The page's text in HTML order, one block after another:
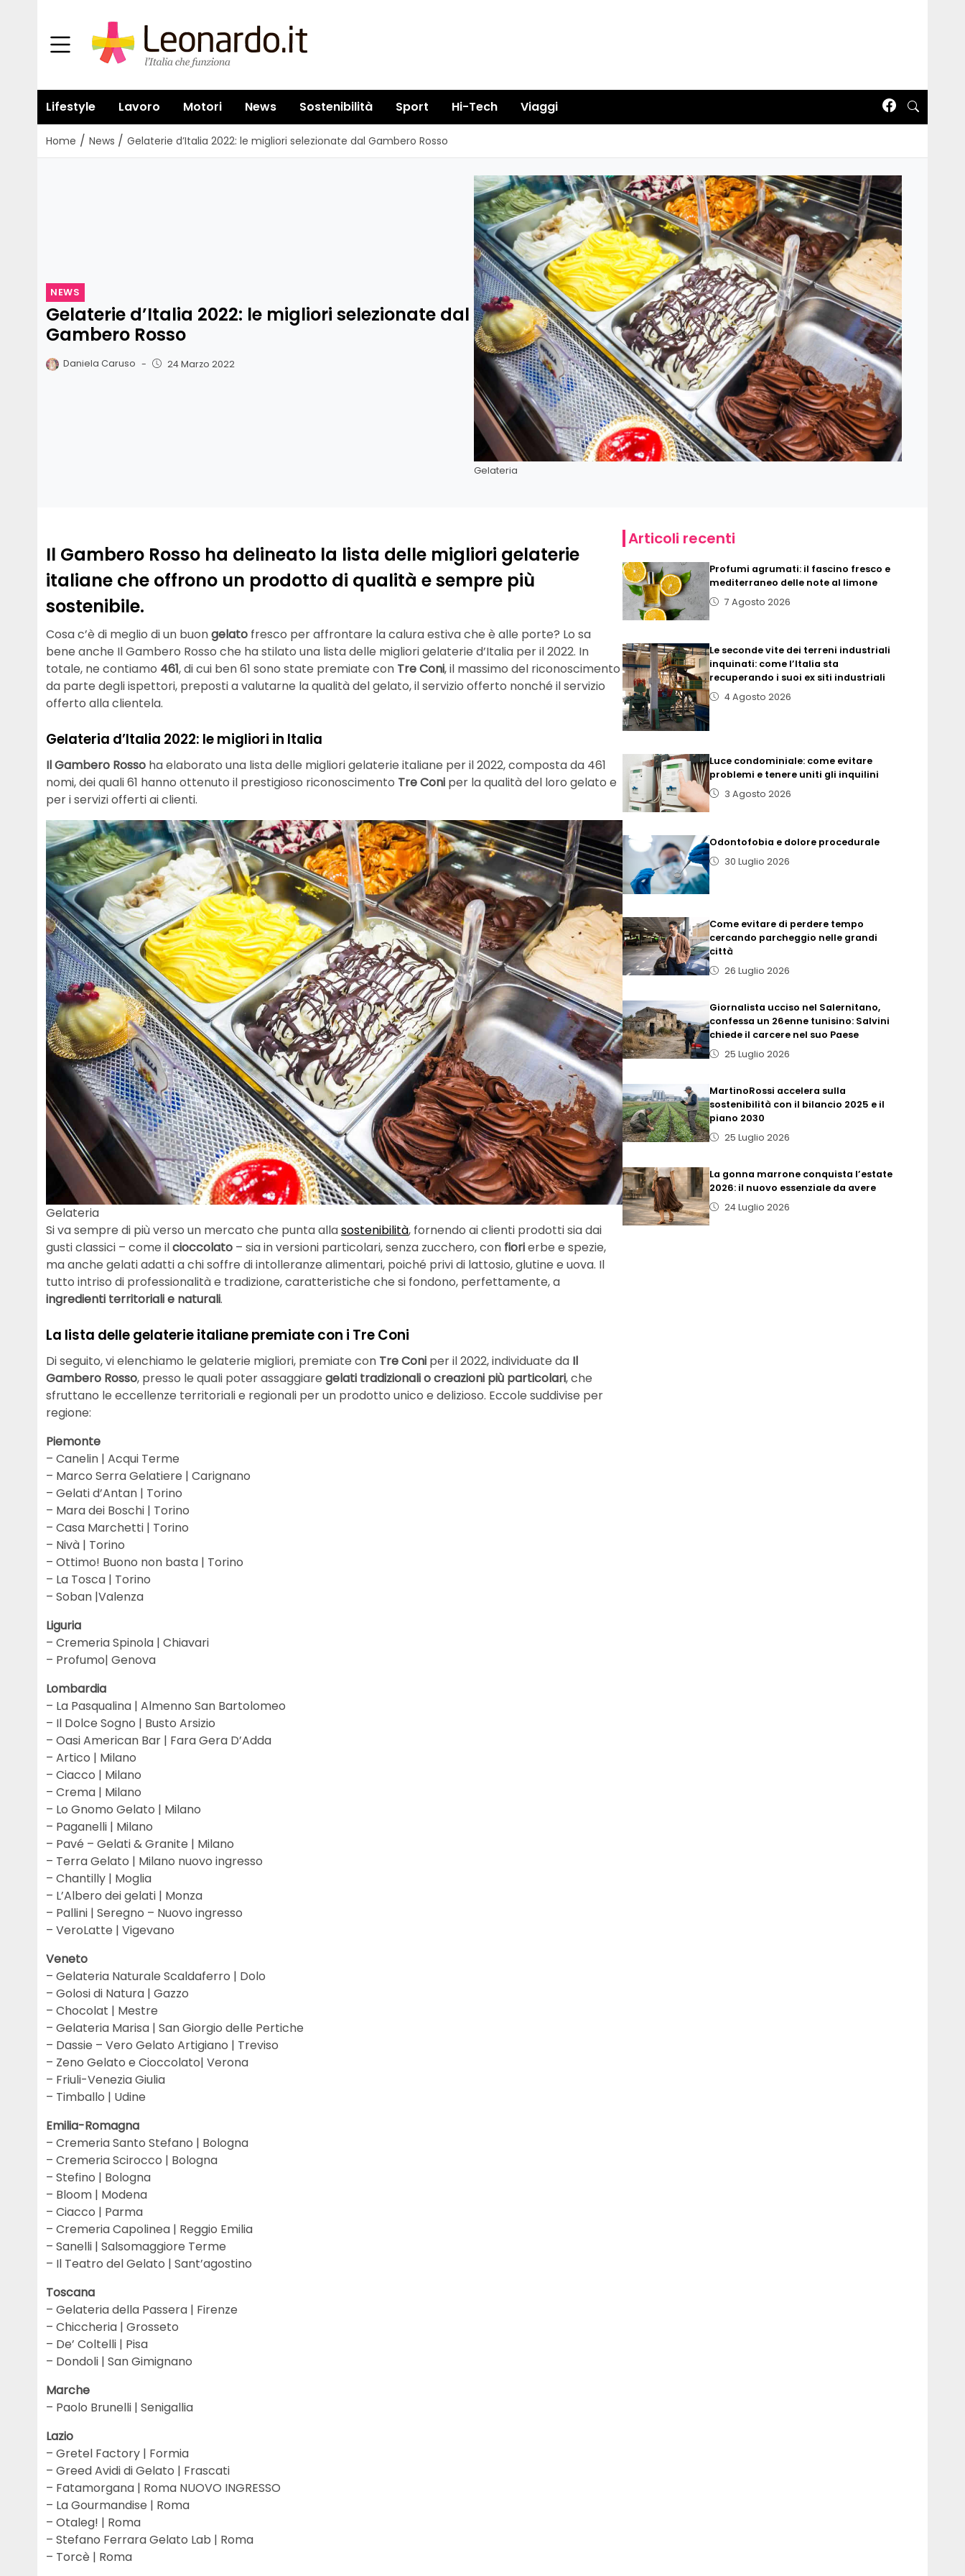
Lifestyle Lavoro Motori News Sostenibilità Sport Hi-Tech Viaggi
Home / News / Gelaterie d’Italia 2022: le migliori selezionate dal Gambero Rosso
NEWS
Gelaterie d’Italia 2022: le migliori selezionate dal
Gambero Rosso
Daniela Caruso - 24 Marzo 2022
Gelateria
Il Gambero Rosso ha delineato la lista delle migliori gelaterie
italiane che offrono un prodotto di qualità e sempre più
sostenibile.
Cosa c’è di meglio di un buongelato fresco per affrontare la calura estiva che è alle porte? Lo sa
bene anche Il Gambero Rosso che ha stilato una lista delle migliori gelaterie d’Italia per il 2022. In
totale, ne contiamo 461, di cui ben 61 sono state premiate con Tre Coni, il massimo del riconoscimento
da parte degli ispettori, preposti a valutarne la qualità del gelato, il servizio offerto nonché il servizio
offerto alla clientela.
Gelateria d’Italia 2022: le migliori in Italia
Il Gambero Rosso ha elaborato una lista delle migliori gelaterie italiane per il 2022, composta da 461
nomi, dei quali 61 hanno ottenuto il prestigioso riconoscimento Tre Coni per la qualità del loro gelato e
per i servizi offerti ai clienti.
Gelateria
Si va sempre di più verso un mercato che punta allasostenibilità, fornendo ai clienti prodotti sia dai
gusti classici – come ilcioccolato – sia in versioni particolari, senza zucchero, con fiorierbe e spezie,
ma anche gelati adatti a chi soffre di intolleranze alimentari, poiché privi di lattosio, glutine e uova. Il
tutto intriso di professionalità e tradizione, caratteristiche che si fondono, perfettamente, a
ingredienti territoriali e naturali.
La lista delle gelaterie italiane premiate con i Tre Coni
Di seguito, vi elenchiamo le gelaterie migliori, premiate con Tre Coni per il 2022, individuate da Il
Gambero Rosso, presso le quali poter assaggiare gelati tradizionali o creazioni più particolari, che
sfruttano le eccellenze territoriali e regionali per un prodotto unico e delizioso. Eccole suddivise per
regione:
Piemonte
– Canelin | Acqui Terme
– Marco Serra Gelatiere | Carignano
– Gelati d’Antan | Torino
– Mara dei Boschi | Torino
– Casa Marchetti | Torino
– Nivà | Torino
– Ottimo! Buono non basta | Torino
– La Tosca | Torino
– Soban |Valenza
Liguria
– Cremeria Spinola | Chiavari
– Profumo| Genova
Lombardia
– La Pasqualina | Almenno San Bartolomeo
– Il Dolce Sogno | Busto Arsizio
– Oasi American Bar | Fara Gera D’Adda
– Artico | Milano
– Ciacco | Milano
– Crema | Milano
– Lo Gnomo Gelato | Milano
– Paganelli | Milano
– Pavé – Gelati & Granite | Milano
– Terra Gelato | Milano nuovo ingresso
– Chantilly | Moglia
– L’Albero dei gelati | Monza
– Pallini | Seregno – Nuovo ingresso
– VeroLatte | Vigevano
Veneto
– Gelateria Naturale Scaldaferro | Dolo
– Golosi di Natura | Gazzo
– Chocolat | Mestre
– Gelateria Marisa | San Giorgio delle Pertiche
– Dassie – Vero Gelato Artigiano | Treviso
– Zeno Gelato e Cioccolato| Verona
– Friuli-Venezia Giulia
– Timballo | Udine
Emilia-Romagna
– Cremeria Santo Stefano | Bologna
– Cremeria Scirocco | Bologna
– Stefino | Bologna
– Bloom | Modena
– Ciacco | Parma
– Cremeria Capolinea | Reggio Emilia
– Sanelli | Salsomaggiore Terme
– Il Teatro del Gelato | Sant’agostino
Toscana
– Gelateria della Passera | Firenze
– Chiccheria | Grosseto
– De’ Coltelli | Pisa
– Dondoli | San Gimignano
Marche
– Paolo Brunelli | Senigallia
Lazio
– Gretel Factory | Formia
– Greed Avidi di Gelato | Frascati
– Fatamorgana | Roma NUOVO INGRESSO
– La Gourmandise | Roma
– Otaleg! | Roma
– Stefano Ferrara Gelato Lab | Roma
– Torcè | Roma
Articoli recenti
Profumi agrumati: il fascino fresco e
mediterraneo delle note al limone
7 Agosto 2026
Le seconde vite dei terreni industriali
inquinati: come l’Italia sta
recuperando i suoi ex siti industriali
4 Agosto 2026
Luce condominiale: come evitare
problemi e tenere uniti gli inquilini
3 Agosto 2026
Odontofobia e dolore procedurale
30 Luglio 2026
Come evitare di perdere tempo
cercando parcheggio nelle grandi
città
26 Luglio 2026
Giornalista ucciso nel Salernitano,
confessa un 26enne tunisino: Salvini
chiede il carcere nel suo Paese
25 Luglio 2026
MartinoRossi accelera sulla
sostenibilità con il bilancio 2025 e il
piano 2030
25 Luglio 2026
La gonna marrone conquista l’estate
2026: il nuovo essenziale da avere
24 Luglio 2026